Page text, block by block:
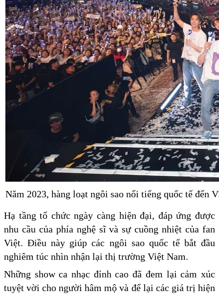
Năm 2023, hàng loạt ngôi sao nổi tiếng quốc tế đến
Hạ tầng tổ chức ngày càng hiện đại, đáp ứng được
nhu cầu của phía nghệ sĩ và sự cuồng nhiệt của fan
Việt. Điều này giúp các ngôi sao quốc tế bắt đầu
nghiêm túc nhìn nhận lại thị trường Việt Nam.
Những show ca nhạc đỉnh cao đã đem lại cảm xúc
tuyệt vời cho người hâm mộ và để lại các giá trị hiện